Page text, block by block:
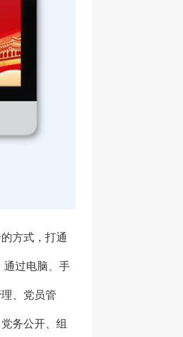
方式，打通
通过电脑、手
、党员管
务公开、组